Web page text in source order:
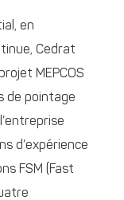
en
Cedrat
MEPCOS
de pointage
d’expérience
FSM (Fast